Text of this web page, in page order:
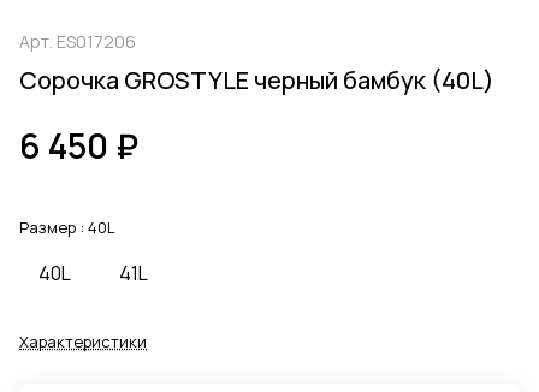
Арт. ES017206
Сорочка GROSTYLE черный бамбук (40L)
6 450 ₽
Размер : 40L
40L 41L
Характеристики